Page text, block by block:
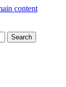
content
Search